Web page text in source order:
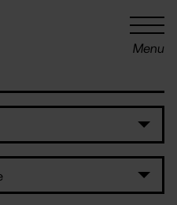
Menu